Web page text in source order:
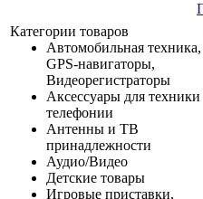
Категории товаров
Автомобильная техника,
GPS-навигаторы,
Видеорегистраторы
Аксессуары для техники
телефонии
Антенны и ТВ
принадлежности
Аудио/Видео
Детские товары
Игровые приставки,